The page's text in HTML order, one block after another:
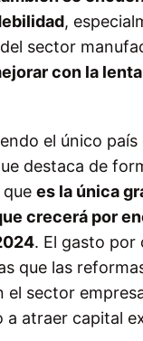
,
sector
con la
el único
destaca de
es la única
crecerá por
. El gasto por
que las
el sector
a atraer capital